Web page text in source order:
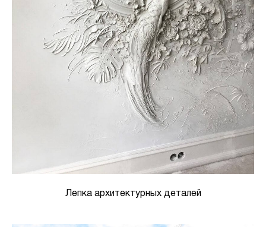
Лепка архитектурных деталей